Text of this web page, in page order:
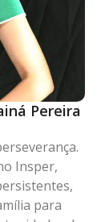
Pereira
Insper,
para